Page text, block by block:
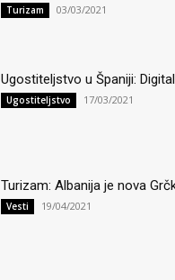
Turizam 03/03/2021
Ugostiteljstvo u Španiji:
Ugostiteljstvo 17/03/2021
Turizam: Albanija je nova
Vesti 19/04/2021